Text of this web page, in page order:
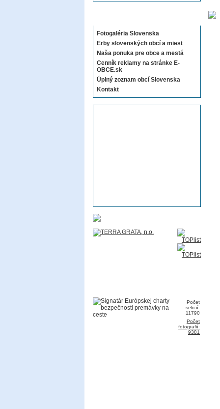
Fotogaléria Slovenska
Erby slovenských obcí a miest
Naša ponuka pre obce a mestá
Cenník reklamy na stránke E-
OBCE.sk
Úplný zoznam obcí Slovenska
Kontakt
Počet
sekcií:
11790
Počet
fotografií:
9381